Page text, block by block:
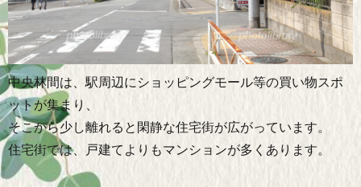
中央林間は、駅周辺にショッピングモール等の買い物スポ
ットが集まり、
そこから少し離れると閑静な住宅街が広がっています。
住宅街では、戸建てよりもマンションが多くあります。